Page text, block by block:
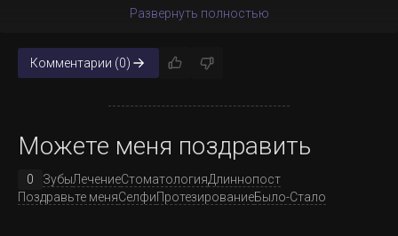
Развернуть полностью
Комментарии (0)
Можете меня поздравить
0 ЗубыЛечениеСтоматологияДлиннопост
Поздравьте меняСелфиПротезированиеБыло-Стало